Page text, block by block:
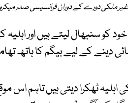
ملکی دورے کے دوران فرانسیسی صدر میکرون
خود کو سنبھال لیتے ہیں اور
دینے کے لیے بیگم کا ہاتھ
ٹھکرا دیتی ہیں تاہم اس